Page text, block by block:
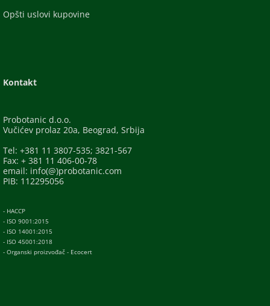
Opšti uslovi kupovine
Kontakt
Probotanic d.o.o.
Vučićev prolaz 20a, Beograd, Srbija
Tel: +381 11 3807-535; 3821-567
Fax: + 381 11 406-00-78
email: info(@)probotanic.com
PIB: 112295056
- HACCP
- ISO 9001:2015
- ISO 14001:2015
- ISO 45001:2018
- Organski proizvođač - Ecocert